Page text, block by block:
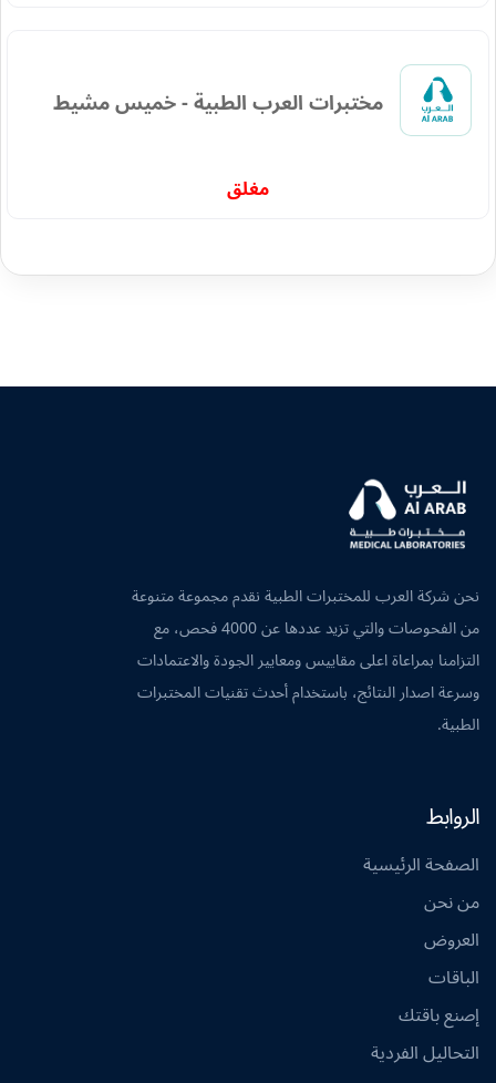
مختبرات العرب الطبية - خميس مشيط
مغلق
نحن شركة العرب للمختبرات الطبية نقدم مجموعة متنوعة
من الفحوصات والتي تزيد عددها عن 4000 فحص، مع
التزامنا بمراعاة اعلى مقاييس ومعايير الجودة والاعتمادات
وسرعة اصدار النتائج، باستخدام أحدث تقنيات المختبرات
الطبية.
الروابط
الصفحة الرئيسية
من نحن
العروض
الباقات
إصنع باقتك
التحاليل الفردية